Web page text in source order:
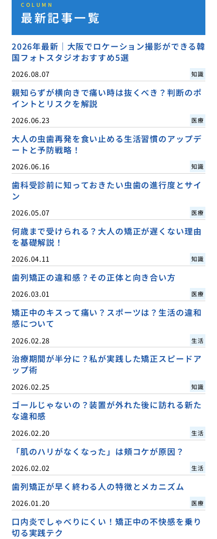
COLUMN
最新記事一覧
2026年最新｜大阪でロケーション撮影ができる韓
国フォトスタジオおすすめ5選
2026.08.07 知識
親知らずが横向きで痛い時は抜くべき？判断のポ
イントとリスクを解説
2026.06.23 医療
大人の虫歯再発を食い止める生活習慣のアップデ
ートと予防戦略！
2026.06.16 知識
歯科受診前に知っておきたい虫歯の進行度とサイ
ン
2026.05.07 医療
何歳まで受けられる？大人の矯正が遅くない理由
を基礎解説！
2026.04.11 知識
歯列矯正の違和感？その正体と向き合い方
2026.03.01 医療
矯正中のキスって痛い？スポーツは？生活の違和
感について
2026.02.28 生活
治療期間が半分に？私が実践した矯正スピードア
ップ術
2026.02.25 知識
ゴールじゃないの？装置が外れた後に訪れる新た
な違和感
2026.02.20 生活
「肌のハリがなくなった」は頬コケが原因？
2026.02.02 生活
歯列矯正が早く終わる人の特徴とメカニズム
2026.01.20 医療
口内炎でしゃべりにくい！矯正中の不快感を乗り
切る実践テク